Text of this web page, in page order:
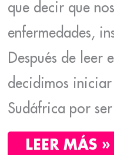
que decir que
enfermedades,
Después de leer
decidimos
Sudáfrica por ser
LEER MÁS »